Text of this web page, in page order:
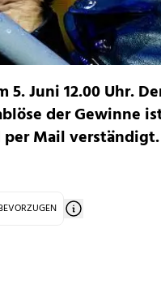
5. Juni 12.00 Uhr.
der Gewinne
Mail